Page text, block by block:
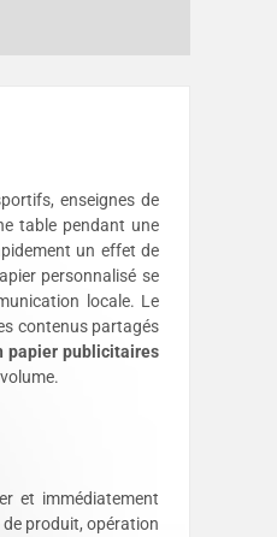
enseignes de
table pendant une
un effet de
personnalisé se
locale. Le
contenus partagés
papier publicitaires
et immédiatement
produit, opération